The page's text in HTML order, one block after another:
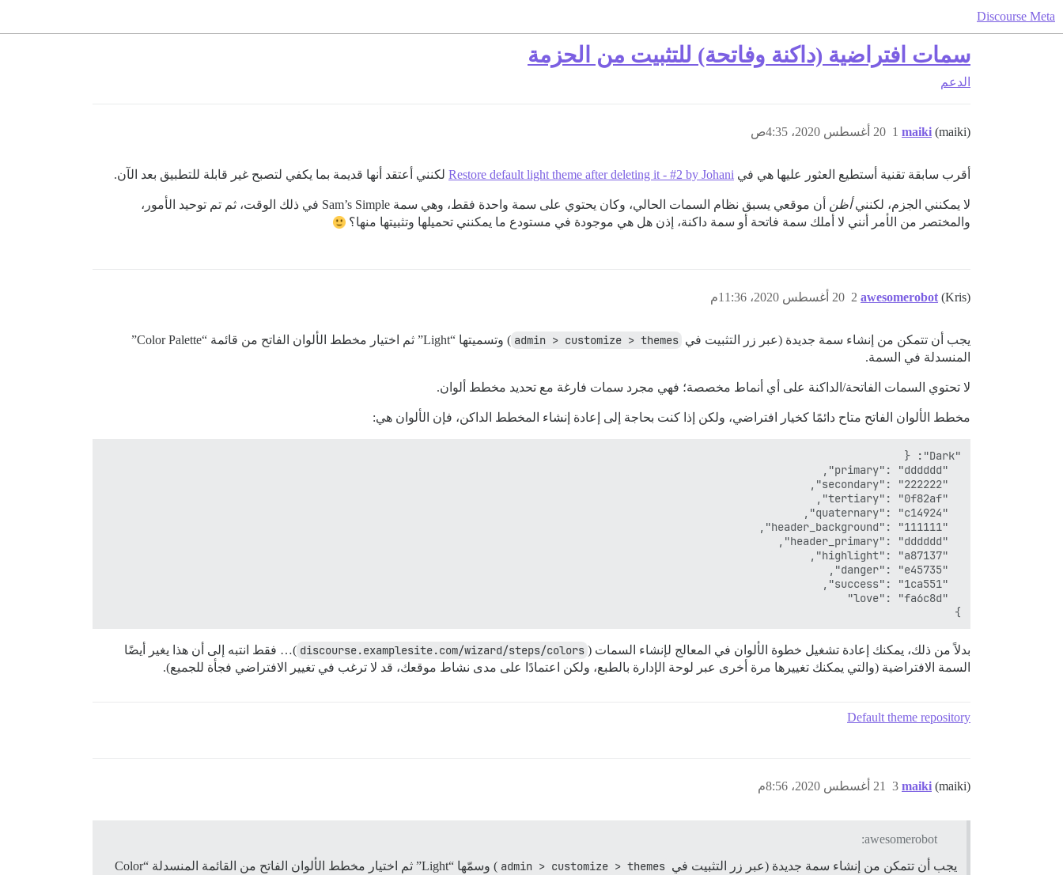
Discourse Meta
سمات افتراضية (داكنة وفاتحة) للتثبيت من الحزمة
الدعم
maiki (maiki) 20 أغسطس 2020، 4:35ص 1
أقرب سابقة تقنية أستطيع العثور عليها هي في Restore default light theme after deleting it - #2 by Johani لكنني أعتقد أنها قديمة بما يكفي لتصبح غير قابلة للتطبيق بعد الآن.
لا يمكنني الجزم، لكننيأظن
أن موقعي يسبق نظام السمات الحالي، وكان يحتوي على سمة واحدة فقط، وهي سمة Sam’s Simple في ذلك الوقت، ثم تم توحيد الأمور،
والمختصر من الأمر أنني لا أملك سمة فاتحة أو سمة داكنة، إذن هل هي موجودة في مستودع ما يمكنني تحميلها وتثبيتها منها؟
awesomerobot (Kris) 20 أغسطس 2020، 11:36م 2
يجب أن تتمكن من إنشاء سمة جديدة (عبر زر التثبيت في admin > customize > themes
) وتسميتها “Light” ثم اختيار مخطط الألوان الفاتح من قائمة “Color Palette”
المنسدلة في السمة.
لا تحتوي السمات الفاتحة/الداكنة على أي أنماط مخصصة؛ فهي مجرد سمات فارغة مع تحديد مخطط ألوان.
مخطط الألوان الفاتح متاح دائمًا كخيار افتراضي، ولكن إذا كنت بحاجة إلى إعادة إنشاء المخطط الداكن، فإن الألوان هي:
}
بدلاً من ذلك، يمكنك إعادة تشغيل خطوة الألوان في المعالج لإنشاء السمات ( discourse.examplesite.com/wizard/steps/colors )… فقط انتبه إلى أن هذا يغير أيضًا
السمة الافتراضية (والتي يمكنك تغييرها مرة أخرى عبر لوحة الإدارة بالطبع، ولكن اعتمادًا على مدى نشاط موقعك، قد لا ترغب في تغيير الافتراضي فجأة للجميع).
Default theme repository
maiki (maiki) 21 أغسطس 2020، 8:56م 3
awesomerobot:
يجب أن تتمكن من إنشاء سمة جديدة (عبر زر التثبيت في admin > customize > themes
) وسمّها “Light” ثم اختيار مخطط الألوان الفاتح من القائمة المنسدلة “Color